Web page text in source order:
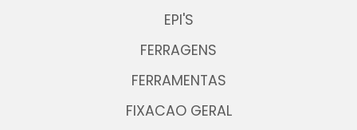
EPI'S
FERRAGENS
FERRAMENTAS
FIXACAO GERAL